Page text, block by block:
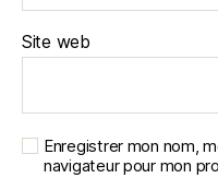
Site web
Enregistrer mon nom,
navigateur pour mon